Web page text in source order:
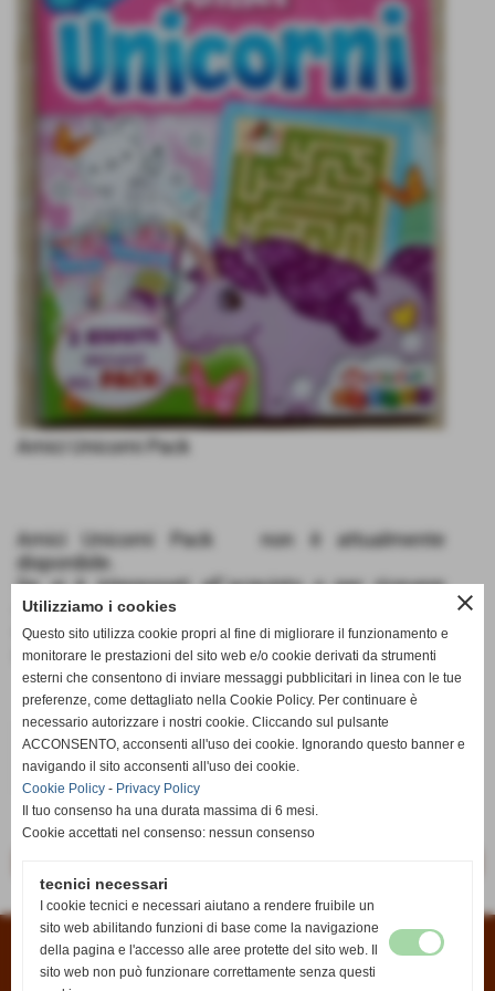
Amici Unicorni Pack
Amici Unicorni Pack non è attualmente
disponibile.
Se si è interessati all´acquisto o per ricevere
informazioni potete scriverci dalla pagina
Contattioppure all´indirizzo email
info@anticaedicola.it
€ 6,90
Condizioni di vendita|Informativa sui cookies|Informativa sulla privacy
close
Utilizziamo i cookies
Questo sito utilizza cookie propri al fine di migliorare il funzionamento e
monitorare le prestazioni del sito web e/o cookie derivati da strumenti
esterni che consentono di inviare messaggi pubblicitari in linea con le tue
preferenze, come dettagliato nella Cookie Policy. Per continuare è
necessario autorizzare i nostri cookie. Cliccando sul pulsante
ACCONSENTO, acconsenti all'uso dei cookie. Ignorando questo banner e
navigando il sito acconsenti all'uso dei cookie.
Cookie Policy - Privacy Policy
Il tuo consenso ha una durata massima di 6 mesi.
Cookie accettati nel consenso: nessun consenso
tecnici necessari
I cookie tecnici e necessari aiutano a rendere fruibile un
sito web abilitando funzioni di base come la navigazione
della pagina e l'accesso alle aree protette del sito web. Il
sito web non può funzionare correttamente senza questi